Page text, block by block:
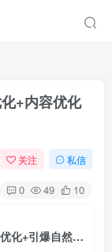
+内容优化
关注 私信
0 49 10
外贸独立站优化基础与进阶，seo优化+内容优化+引爆自然流量终极武器